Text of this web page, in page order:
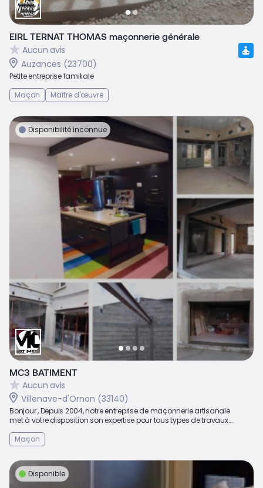
EIRL TERNAT THOMAS maçonnerie générale
Aucun avis
Auzances (23700)
Petite entreprise familiale
Maçon
Maître d'œuvre
Disponibilité inconnue
MC3 BATIMENT
Aucun avis
Villenave-d'Ornon (33140)
Bonjour , Depuis 2004, notre entreprise de maçonnerie artisanale
met à votre disposition son expertise pour tous types de travaux...
Maçon
Disponible